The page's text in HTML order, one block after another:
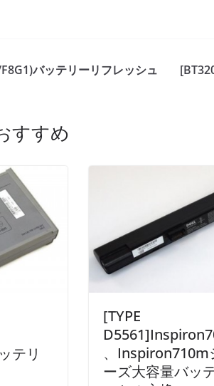
バッテリーリフレッシュ
すすめ
テリ
[TYPE
、Inspiron710m
ーズ大容量バッ